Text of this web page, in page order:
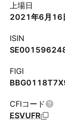
上場日
2021年6月16
ISIN
FIGI
CFIコード
ESVUFR